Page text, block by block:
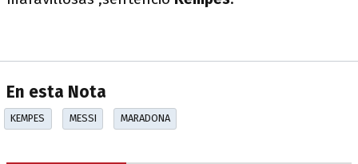
En esta Nota
KEMPES MESSI MARADONA